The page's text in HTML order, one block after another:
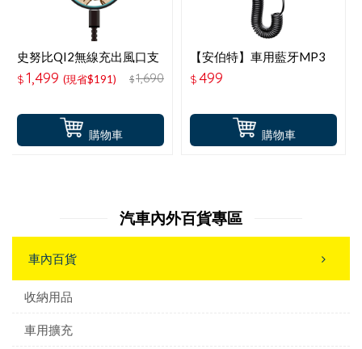
購物車
史努比QI2無線充出風口支
架-大臉
$1,499 (現省$191) $1,690
購物車
【安伯特】車用藍牙MP3
音樂播放器-ABT-E087
$499
汽車內外百貨專區
車內百貨
收納用品
車用擴充